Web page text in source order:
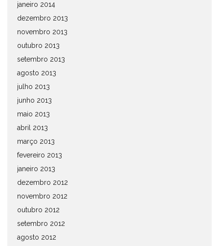
janeiro 2014
dezembro 2013
novembro 2013
outubro 2013
setembro 2013
agosto 2013
julho 2013
junho 2013
maio 2013
abril 2013
março 2013
fevereiro 2013
janeiro 2013
dezembro 2012
novembro 2012
outubro 2012
setembro 2012
agosto 2012